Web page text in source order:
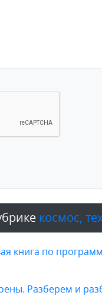
космос,
книга по
Разберем и